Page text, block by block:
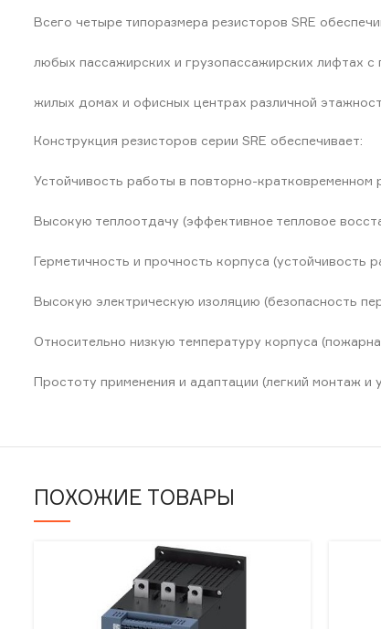
Всего четыре типоразмера резисторов SRE
любых пассажирских и грузопассажирских лифтах
жилых домах и офисных центрах различной
Конструкция резисторов серии SRE обеспечивает:
Устойчивость работы в повторно-
Высокую теплоотдачу (эффективное тепловое
Герметичность и прочность корпуса (устойчивость
Высокую электрическую изоляцию (безопасность
Относительно низкую температуру корпуса
Простоту применения и адаптации (легкий монтаж и
ПОХОЖИЕ ТОВАРЫ